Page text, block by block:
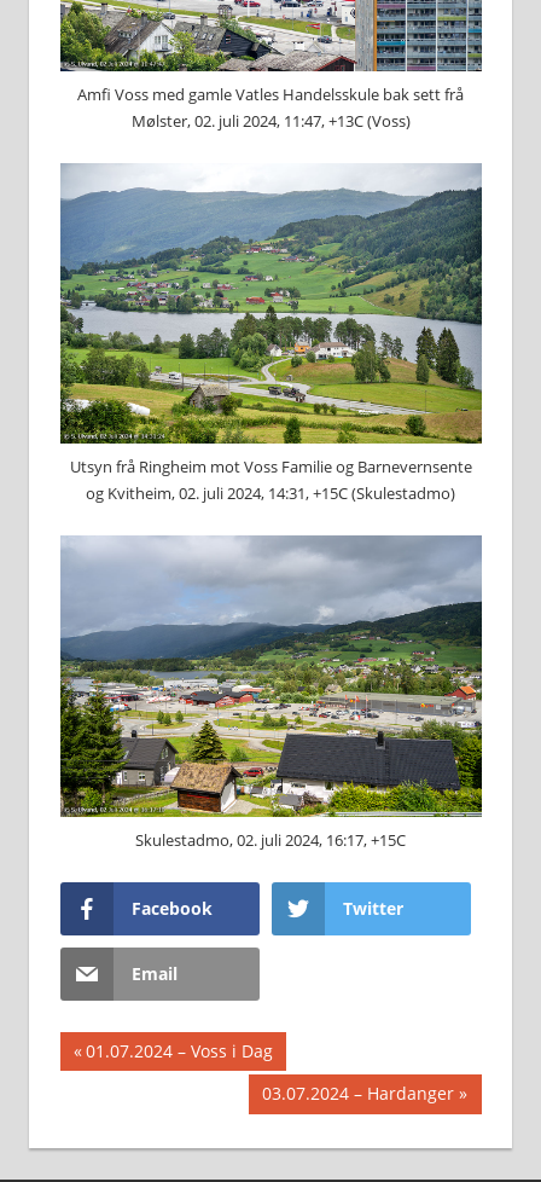
Amfi Voss med gamle Vatles Handelsskule bak sett frå
Mølster, 02. juli 2024, 11:47, +13C (Voss)
Utsyn frå Ringheim mot Voss Familie og Barnevernsente
og Kvitheim, 02. juli 2024, 14:31, +15C (Skulestadmo)
Skulestadmo, 02. juli 2024, 16:17, +15C
Facebook Twitter
Email
Innleggsnavigasjon
Previous
Post:
01.07.2024 – Voss i Dag
Next
Post:
03.07.2024 – Hardanger